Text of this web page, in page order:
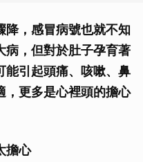
降，感冒病號也就不知
病，但對於肚子孕育著
能引起頭痛、咳嗽、鼻
，更多是心裡頭的擔心
擔心